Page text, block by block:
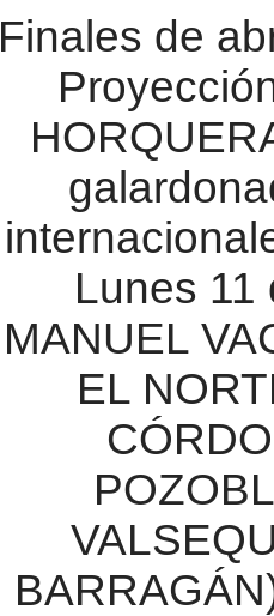
Finales de
Lunes 11
MANUEL
EL